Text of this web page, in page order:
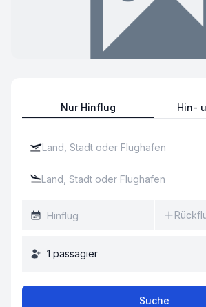
Nur Hinflug Hin-
1 passagier
Suche